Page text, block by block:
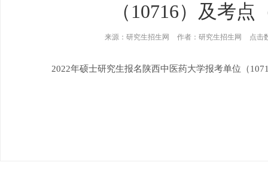
（10716）及考点
来源： 研究生招生网 作者： 研究生招生网 点击
2022年硕士研究生报名陕西中医药大学报考单位（